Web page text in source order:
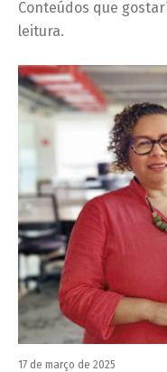
Conteúdos que
leitura.
17 de março de 2025